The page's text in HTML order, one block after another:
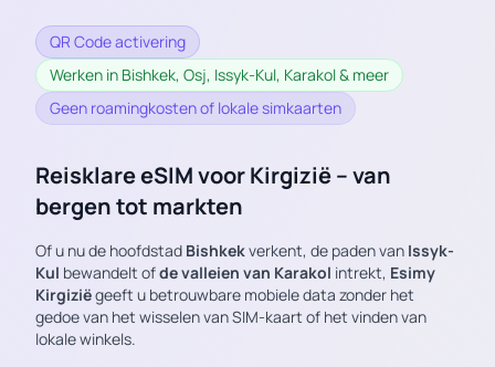
QR Code activering
Werken in Bishkek, Osj, Issyk-Kul, Karakol & meer
Geen roamingkosten of lokale simkaarten
Reisklare eSIM voor Kirgizië – van
bergen tot markten
Of u nu de hoofdstad Bishkekverkent, de paden van Issyk-
Kul bewandelt ofde valleien van Karakol intrekt, Esimy
Kirgiziëgeeft u betrouwbare mobiele data zonder het
gedoe van het wisselen van SIM-kaart of het vinden van
lokale winkels.